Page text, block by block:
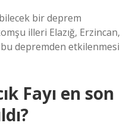
bir deprem
illeri Elazığ, Erzincan,
depremden etkilenmesi
Fayı en son